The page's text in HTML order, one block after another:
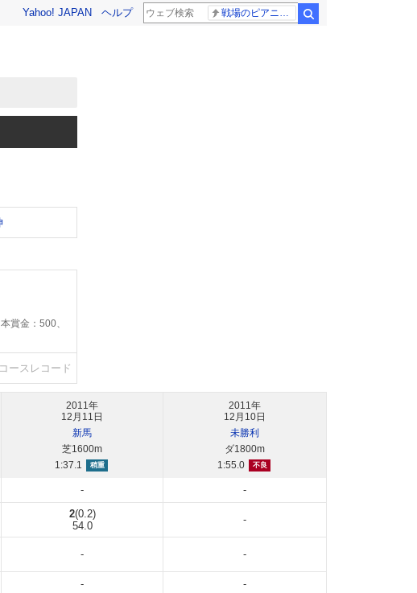
Yahoo! JAPAN ヘルプ
本賞金：500、
コースレコード
2011年
12月11日
新馬
芝1600m
1:37.1
稍重
2011年
12月10日
未勝利
ダ1800m
1:55.0
不良
- -
2(0.2)
54.0
-
- -
- -